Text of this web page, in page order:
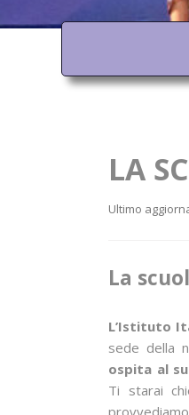
LA
Ultimo
La
L’Istituto
sede della
ospita al
Ti starai